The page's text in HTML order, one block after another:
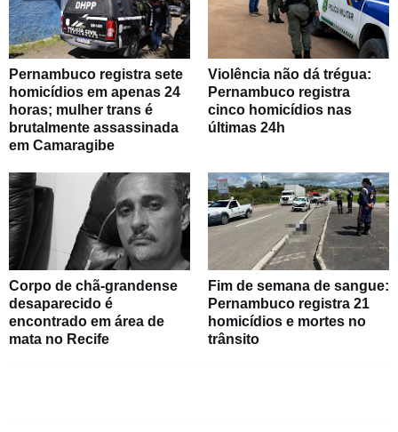
Pernambuco registra sete
homicídios em apenas 24
horas; mulher trans é
brutalmente assassinada
em Camaragibe
Violência não dá trégua:
Pernambuco registra
cinco homicídios nas
últimas 24h
Corpo de chã-grandense
desaparecido é
encontrado em área de
mata no Recife
Fim de semana de sangue:
Pernambuco registra 21
homicídios e mortes no
trânsito